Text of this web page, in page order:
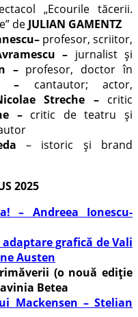
„Ecourile tăcerii.
de JULIAN GAMENTZ
profesor, scriitor,
– jurnalist și
– profesor, doctor în
– cantautor; actor,
Streche – critic
– critic de teatru și
– istoric și brand
2025
– Andreea Ionescu-
grafică de Vali
Austen
(o nouă ediție
Betea
Mackensen – Stelian